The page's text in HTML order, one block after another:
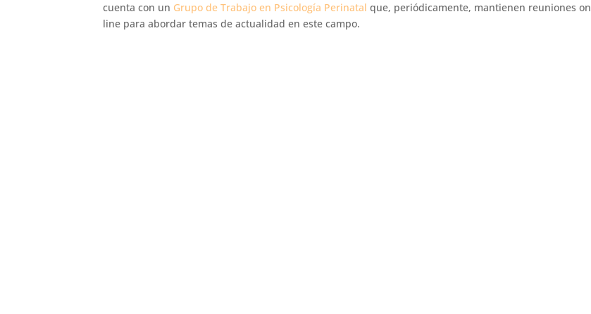
cuenta con un Grupo de Trabajo en Psicología Perinatalque, periódicamente, mantienen reuniones on
line para abordar temas de actualidad en este campo.